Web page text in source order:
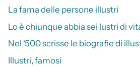
La fama delle persone illustri
Lo è chiunque abbia sei lustri di
Nel ‘500 scrisse le biografie di
Illustri, famosi